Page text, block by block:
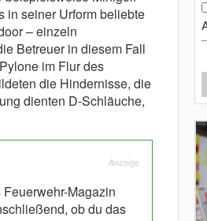
in seiner Urform beliebte
– einzeln
Betreuer in diesem Fall
im Flur des
die Hindernisse, die
dienten D-Schläuche,
Anzeige
Magazin
ob du das